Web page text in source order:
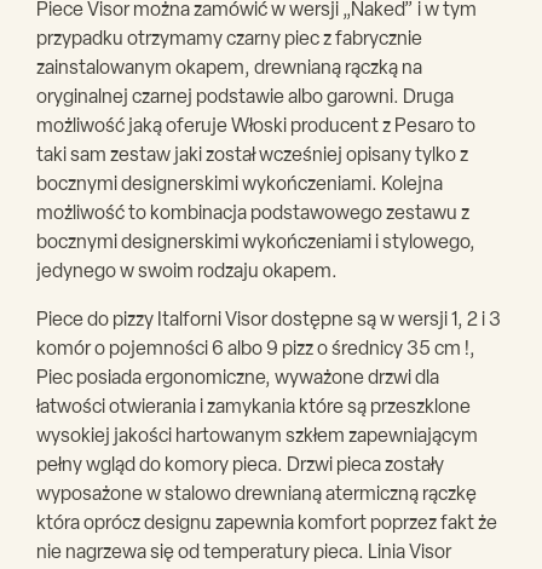
Piece Visor można zamówić w wersji „Naked” i w tym
przypadku otrzymamy czarny piec z fabrycznie
zainstalowanym okapem, drewnianą rączką na
oryginalnej czarnej podstawie albo garowni. Druga
możliwość jaką oferuje Włoski producent z Pesaro to
taki sam zestaw jaki został wcześniej opisany tylko z
bocznymi designerskimi wykończeniami. Kolejna
możliwość to kombinacja podstawowego zestawu z
bocznymi designerskimi wykończeniami i stylowego,
jedynego w swoim rodzaju okapem.
Piece do pizzy Italforni Visor dostępne są w wersji 1, 2 i 3
komór o pojemności 6 albo 9 pizz o średnicy 35 cm !,
Piec posiada ergonomiczne, wyważone drzwi dla
łatwości otwierania i zamykania które są przeszklone
wysokiej jakości hartowanym szkłem zapewniającym
pełny wgląd do komory pieca. Drzwi pieca zostały
wyposażone w stalowo drewnianą atermiczną rączkę
która oprócz designu zapewnia komfort poprzez fakt że
nie nagrzewa się od temperatury pieca. Linia Visor